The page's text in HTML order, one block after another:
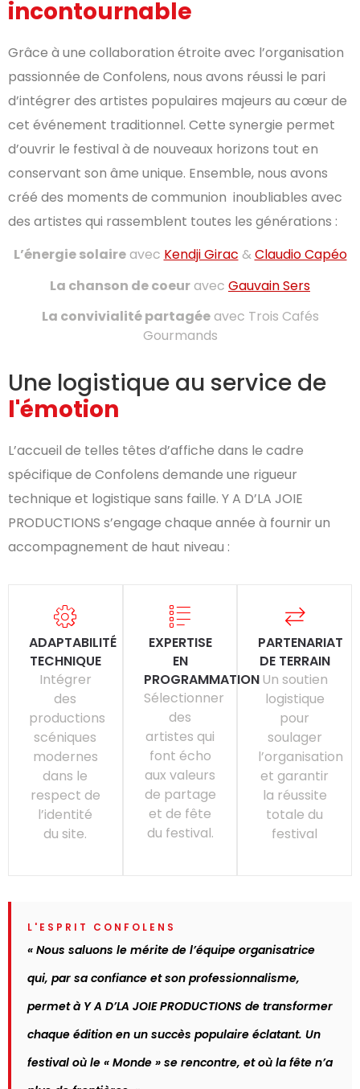
incontournable
Grâce à une collaboration étroite avec l’organisation
passionnée de Confolens, nous avons réussi le pari
d’intégrer des artistes populaires majeurs au cœur de
cet événement traditionnel. Cette synergie permet
d’ouvrir le festival à de nouveaux horizons tout en
conservant son âme unique. Ensemble, nous avons
créé des moments de communion inoubliables avec
des artistes qui rassemblent toutes les générations :
L’énergie solaireavec Kendji Girac &Claudio Capéo
La chanson de coeuravec Gauvain Sers
La convivialité partagéeavec Trois Cafés
Gourmands
Une logistique au service de
l'émotion
L’accueil de telles têtes d’affiche dans le cadre
spécifique de Confolens demande une rigueur
technique et logistique sans faille. Y A D’LA JOIE
PRODUCTIONS s’engage chaque année à fournir un
accompagnement de haut niveau :
ADAPTABILITÉ
TECHNIQUE
Intégrer
des
productions
scéniques
modernes
dans le
respect de
l’identité
du site.
EXPERTISE
EN
PROGRAMMATION
Sélectionner
des
artistes qui
font écho
aux valeurs
de partage
et de fête
du festival.
PARTENARIAT
DE TERRAIN
Un soutien
logistique
pour
soulager
l’organisation
et garantir
la réussite
totale du
festival
L'ESPRIT CONFOLENS
« Nous saluons le mérite de l’équipe organisatrice
qui, par sa confiance et son professionnalisme,
permet à Y A D’LA JOIE PRODUCTIONS de transformer
chaque édition en un succès populaire éclatant. Un
festival où le « Monde » se rencontre, et où la fête n’a